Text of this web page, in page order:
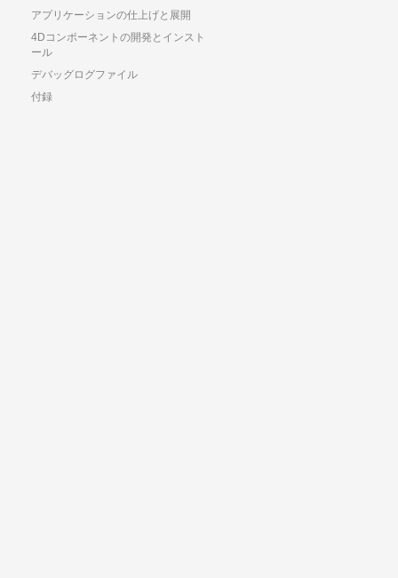
アプリケーションの仕上げと展開
4Dコンポーネントの開発とインスト
ール
デバッグログファイル
付録